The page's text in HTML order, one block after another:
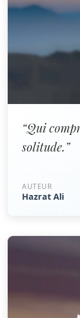
“Qui
solitude.”
AUTEUR
Hazrat Ali